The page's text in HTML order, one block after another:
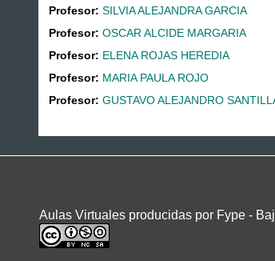
Profesor:SILVIA ALEJANDRA GARCIA
Profesor:OSCAR ALCIDE MARGARIA
Profesor: ELENA ROJAS HEREDIA
Profesor: MARIA PAULA ROJO
Profesor:GUSTAVO ALEJANDRO
Aulas Virtuales producidas por Fype -